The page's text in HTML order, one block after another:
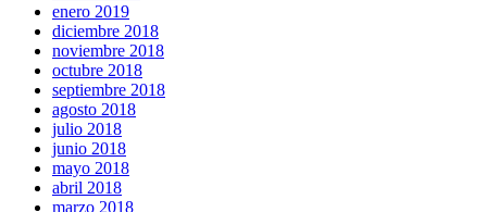
enero 2019
diciembre 2018
noviembre 2018
octubre 2018
septiembre 2018
agosto 2018
julio 2018
junio 2018
mayo 2018
abril 2018
marzo 2018